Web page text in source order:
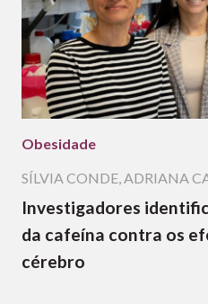
Obesidade
SÍLVIA CONDE,ADRIANA
Investigadores
da cafeína contra os
cérebro